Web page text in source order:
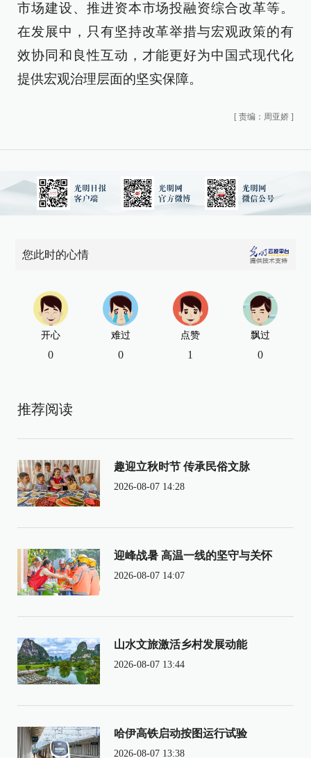
市场建设、推进资本市场投融资综合改革等。
在发展中，只有坚持改革举措与宏观政策的有
效协同和良性互动，才能更好为中国式现代化
提供宏观治理层面的坚实保障。
[ 责编：周亚娇 ]
您此时的心情
开心
0
难过
0
点赞
1
飘过
0
推荐阅读
趣迎立秋时节 传承民俗文脉
2026-08-07 14:28
迎峰战暑 高温一线的坚守与关怀
2026-08-07 14:07
山水文旅激活乡村发展动能
2026-08-07 13:44
哈伊高铁启动按图运行试验
2026-08-07 13:38